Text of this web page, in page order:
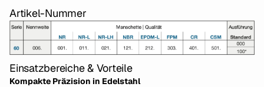
Artikel-Nummer
Einsatzbereiche & Vorteile
Kompakte Präzision in Edelstahl